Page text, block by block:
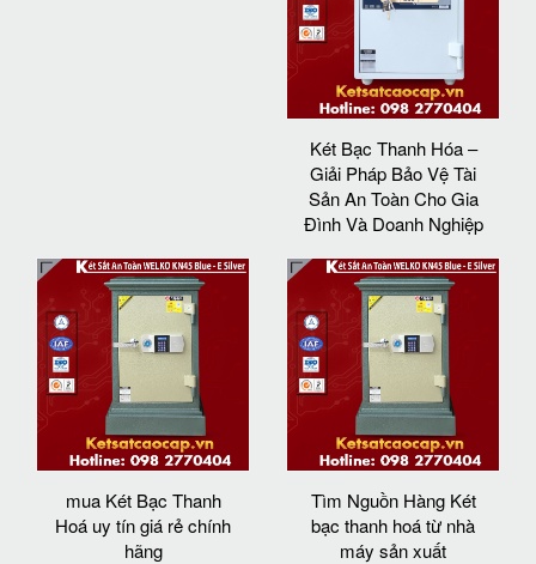
Két Bạc Thanh Hóa –
Giải Pháp Bảo Vệ Tài
Sản An Toàn Cho Gia
Đình Và Doanh Nghiệp
mua Két Bạc Thanh
Hoá uy tín giá rẻ chính
hãng
Tìm Nguồn Hàng Két
bạc thanh hoá từ nhà
máy sản xuất